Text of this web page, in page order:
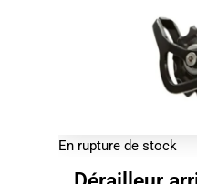
En rupture de stock